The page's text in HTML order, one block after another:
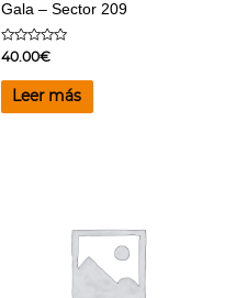
Gala – Sector 209
Valorado
en
0
40.00€
Leer más